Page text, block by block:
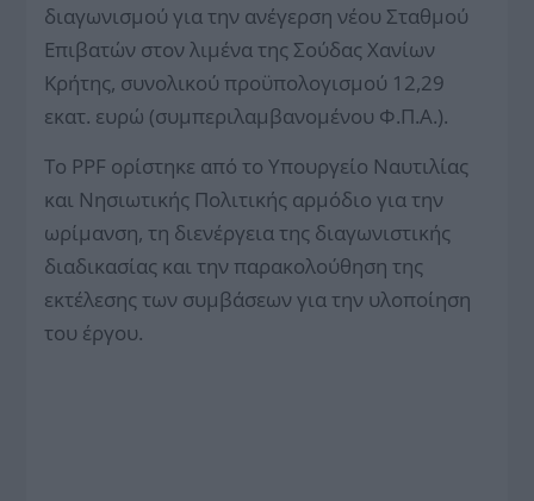
διαγωνισμού για την ανέγερση νέου Σταθμού
Επιβατών στον λιμένα της Σούδας Χανίων
Κρήτης, συνολικού προϋπολογισμού 12,29
εκατ. ευρώ (συμπεριλαμβανομένου Φ.Π.Α.).
Το PPF ορίστηκε από το Υπουργείο Ναυτιλίας
και Νησιωτικής Πολιτικής αρμόδιο για την
ωρίμανση, τη διενέργεια της διαγωνιστικής
διαδικασίας και την παρακολούθηση της
εκτέλεσης των συμβάσεων για την υλοποίηση
του έργου.